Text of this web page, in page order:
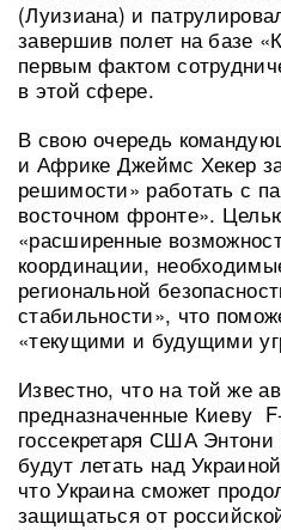
(Луизиана) и
завершив полет на базе
первым фактом
в этой сфере.
В свою очередь
и Африке Джеймс Хекер
решимости» работать с
восточном фронте».
«расширенные
координации,
региональной
стабильности», что
«текущими и будущими
Известно, что на той же
предназначенные Киеву
госсекретаря США
будут летать над
что Украина сможет
защищаться от